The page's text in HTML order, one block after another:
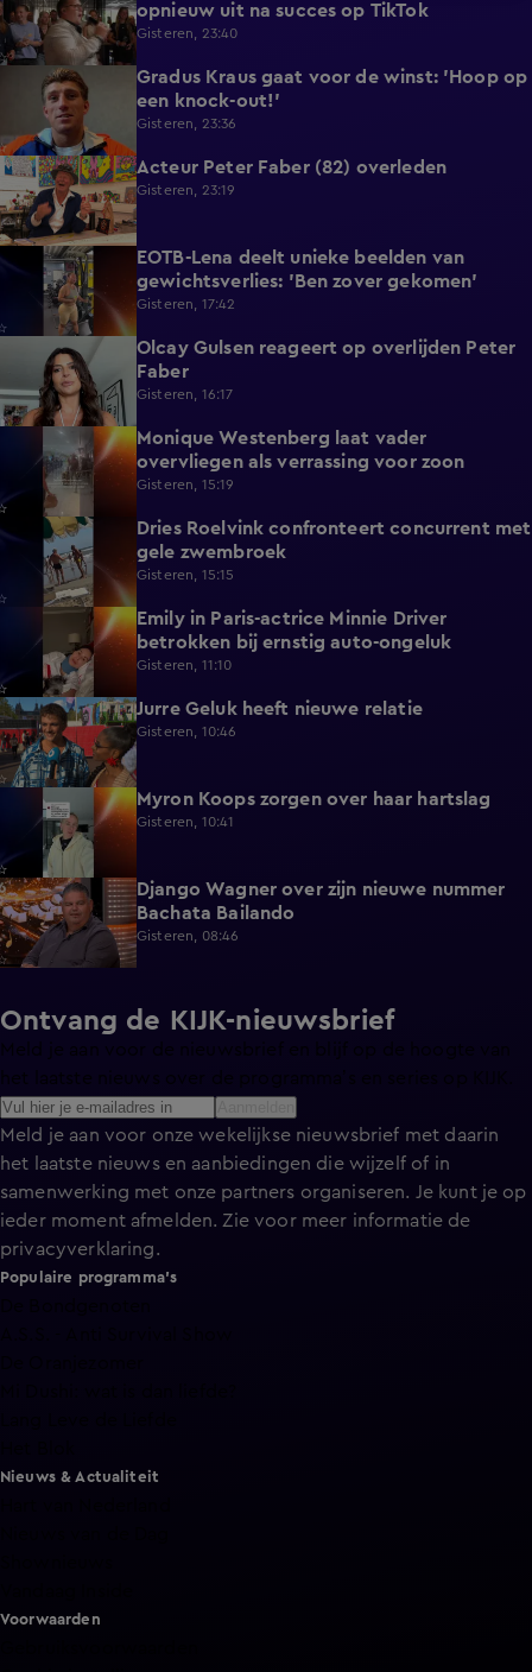
opnieuw uit na succes op TikTok
Gisteren, 23:40
Gradus Kraus gaat voor de winst: 'Hoop op
een knock-out!'
Gisteren, 23:36
2:11 Acteur Peter Faber (82) overleden
Gisteren, 23:19
0:13
EOTB-Lena deelt unieke beelden van
gewichtsverlies: 'Ben zover gekomen'
Gisteren, 17:42
Olcay Gulsen reageert op overlijden Peter
Faber
Gisteren, 16:17
Monique Westenberg laat vader
overvliegen als verrassing voor zoon
Gisteren, 15:19
0:17
Dries Roelvink confronteert concurrent met
gele zwembroek
Gisteren, 15:15
Emily in Paris-actrice Minnie Driver
betrokken bij ernstig auto-ongeluk
Gisteren, 11:10
1:12 Jurre Geluk heeft nieuwe relatie
Gisteren, 10:46
Myron Koops zorgen over haar hartslag
Gisteren, 10:41
2:28
Django Wagner over zijn nieuwe nummer
Bachata Bailando
Gisteren, 08:46
Ontvang de KIJK-nieuwsbrief
Meld je aan voor de nieuwsbrief en blijf op de hoogte van
Meld je aan voor onze wekelijkse nieuwsbrief met daarin
het laatste nieuws en aanbiedingen die wijzelf of in
samenwerking met onze partners organiseren. Je kunt je op
ieder moment afmelden. Zie voor meer informatie de
privacyverklaring.
Populaire programma's
Nieuws & Actualiteit
Voorwaarden